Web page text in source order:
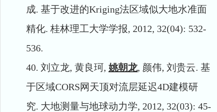
成. 基于改进的Kriging法区域似大地水准面
精化. 桂林理工大学学报, 2012, 32(04): 532-
536.
40. 刘立龙, 黄良珂, 姚朝龙, 颜伟, 刘贵云. 基
于区域CORS网天顶对流层延迟4D建模研
究. 大地测量与地球动力学, 2012, 32(03): 45-